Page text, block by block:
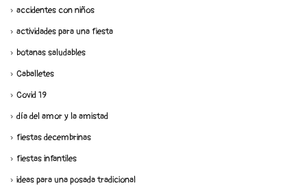
accidentes con niños
actividades para una fiesta
botanas saludables
Caballetes
Covid 19
día del amor y la amistad
fiestas decembrinas
fiestas infantiles
ideas para una posada tradicional